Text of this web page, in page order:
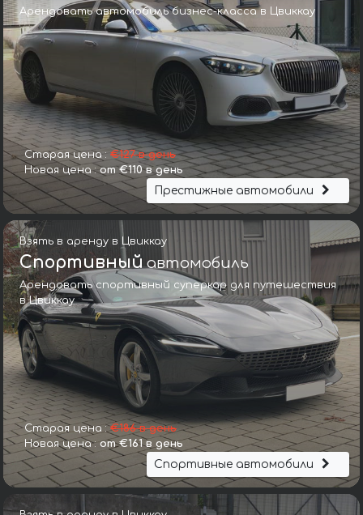
Арендовать автомобиль бизнес-класса в Цвиккау
Старая цена : €127 в день
Новая цена :от €110 в день
Престижные автомобили
Взять в аренду в Цвиккау
Спортивныйавтомобиль
Арендовать спортивный суперкар для путешествия
в Цвиккау
Старая цена :€186 в день
Новая цена : от €161 в день
Спортивные автомобили